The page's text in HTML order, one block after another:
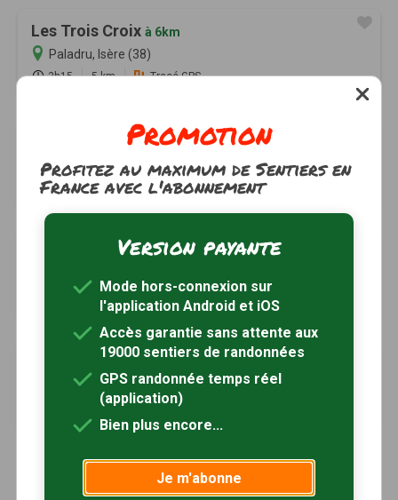
Les Trois Croix à 6km
Paladru, Isère (38)
2h15 5 km Tracé GPS
Le bocage du Besseyà 6km
Saint-Cassien, Isère (38)
2h00 8 km Tracé GPS
Fontaine Mignone, l'autre forêt !à 7km
9 km Tracé GPS
Saint-Sulpice-des-Rivoires, Isère (38)
9 km Tracé GPS
Promotion
Profitez au maximum de Sentiers en
France avec l'abonnement
Version payante
Mode hors-connexion sur
l'application Android et iOS
Accès garantie sans attente aux
19000 sentiers de randonnées
GPS randonnée temps réel
(application)
Bien plus encore...
Je m'abonne